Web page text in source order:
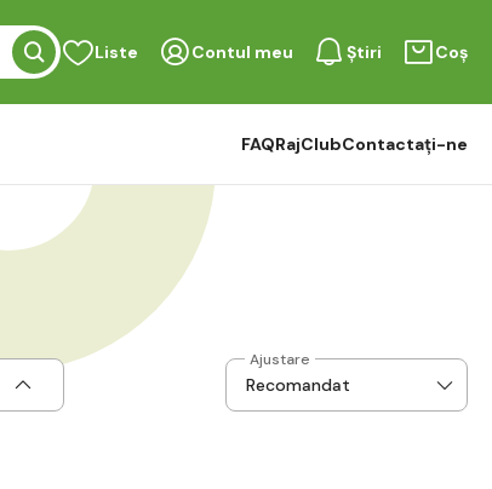
Liste Contul meu Știri Coș
FAQRajClubContactați-ne
Ajustare